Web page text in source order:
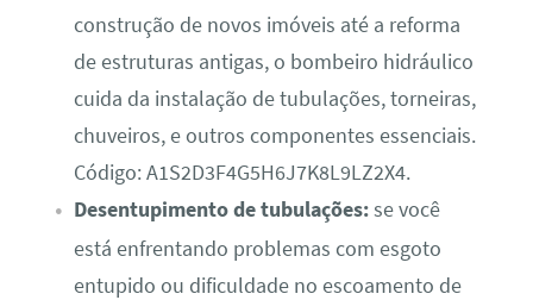
construção de novos imóveis até a reforma
de estruturas antigas, o bombeiro hidráulico
cuida da instalação de tubulações, torneiras,
chuveiros, e outros componentes essenciais.
Código: A1S2D3F4G5H6J7K8L9LZ2X4.
Desentupimento de tubulações:se você
está enfrentando problemas com esgoto
entupido ou dificuldade no escoamento de